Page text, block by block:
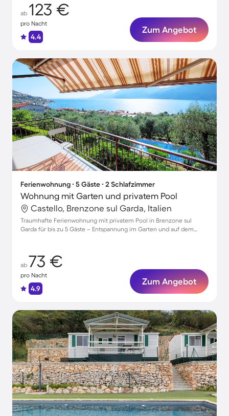
ab 123 €
pro Nacht
4.4
Zum Angebot
Ferienwohnung ∙ 5 Gäste ∙ 2 Schlafzimmer
Wohnung mit Garten und privatem Pool
Castello, Brenzone sul Garda, Italien
Traumhafte Ferienwohnung mit privatem Pool in Brenzone sul
Garda für bis zu 5 Gäste – Entspannung im Garten und auf dem
ab 73 €
pro Nacht
4.9
Zum Angebot